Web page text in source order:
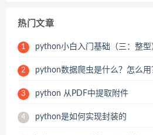
热门文章
1 python小白入门基础（三：整型
2 python数据爬虫是什么？怎么用
3 python 从PDF中提取附件
4 python是如何实现封装的